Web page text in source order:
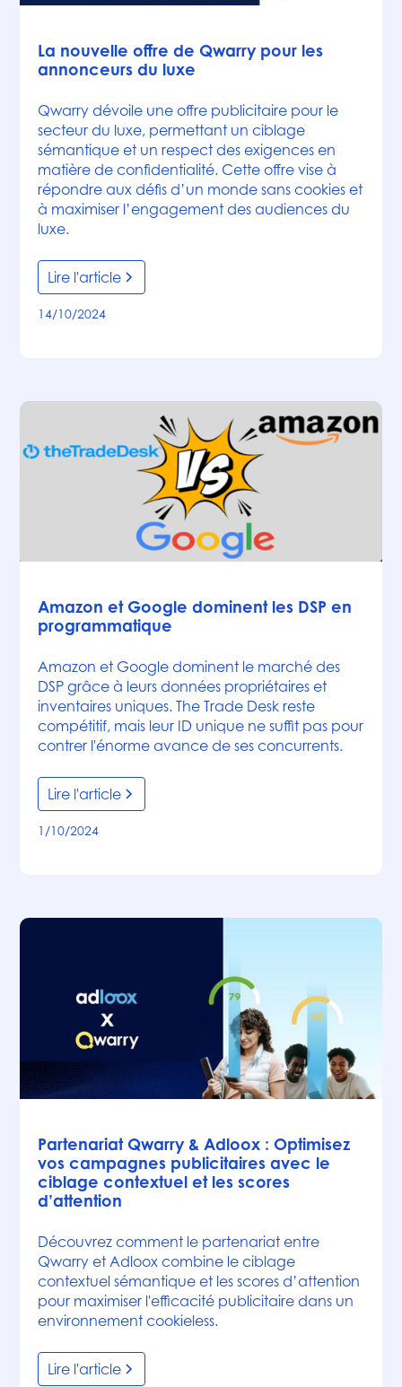
La nouvelle offre de Qwarry pour les
annonceurs du luxe
Qwarry dévoile une offre publicitaire pour le
secteur du luxe, permettant un ciblage
sémantique et un respect des exigences en
matière de confidentialité. Cette offre vise à
répondre aux défis d’un monde sans cookies et
à maximiser l’engagement des audiences du
luxe.
Lire l'article
14/10/2024
Amazon et Google dominent les DSP en
programmatique
Amazon et Google dominent le marché des
DSP grâce à leurs données propriétaires et
inventaires uniques. The Trade Desk reste
compétitif, mais leur ID unique ne suffit pas pour
contrer l'énorme avance de ses concurrents.
Lire l'article
1/10/2024
Partenariat Qwarry & Adloox : Optimisez
vos campagnes publicitaires avec le
ciblage contextuel et les scores
d’attention
Découvrez comment le partenariat entre
Qwarry et Adloox combine le ciblage
contextuel sémantique et les scores d’attention
pour maximiser l'efficacité publicitaire dans un
environnement cookieless.
Lire l'article